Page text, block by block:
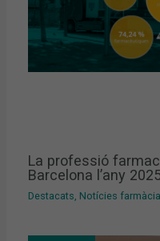
La professió
Barcelona l’any
Destacats Notícies farmàcia